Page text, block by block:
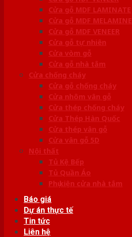
Cửa gỗ MDF LAMINATE
Cửa gỗ MDF MELAMINE
Cửa gỗ MDF VENEER
Cửa gỗ tự nhiên
Cửa vòm gỗ
Cửa gỗ nhà tắm
Cửa chống cháy
Cửa gỗ chống cháy
Cửa nhôm vân gỗ
Cửa thép chống cháy
Cửa Thép Hàn Quốc
Cửa thép vân gỗ
Cửa vân gỗ 5D
Nội thất
Tủ Kệ Bếp
Tủ Quần Áo
Phụ kiện cửa nhà tắm
Báo giá
Dự án thực tế
Tin tức
Liên hệ